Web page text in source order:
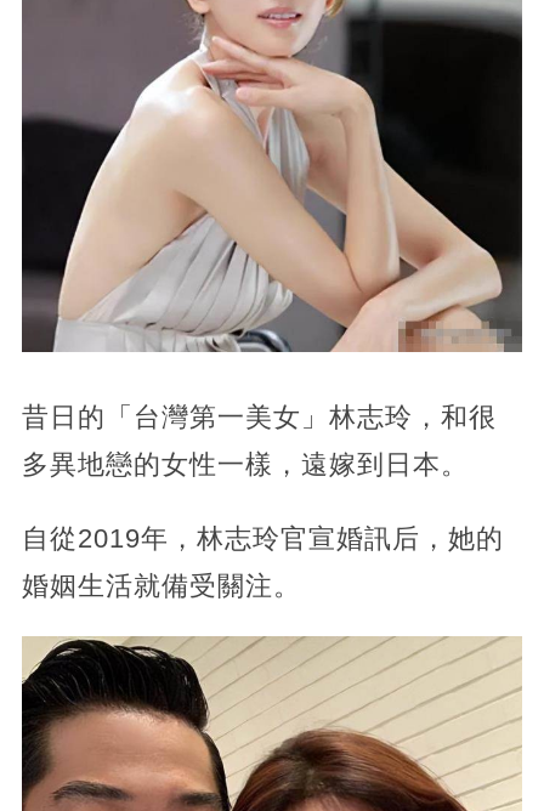
昔日的「台灣第一美女」林志玲，和很
多異地戀的女性一樣，遠嫁到日本。
自從2019年，林志玲官宣婚訊后，她的
婚姻生活就備受關注。